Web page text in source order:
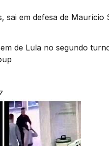
sai em defesa de Maurício
de Lula no segundo